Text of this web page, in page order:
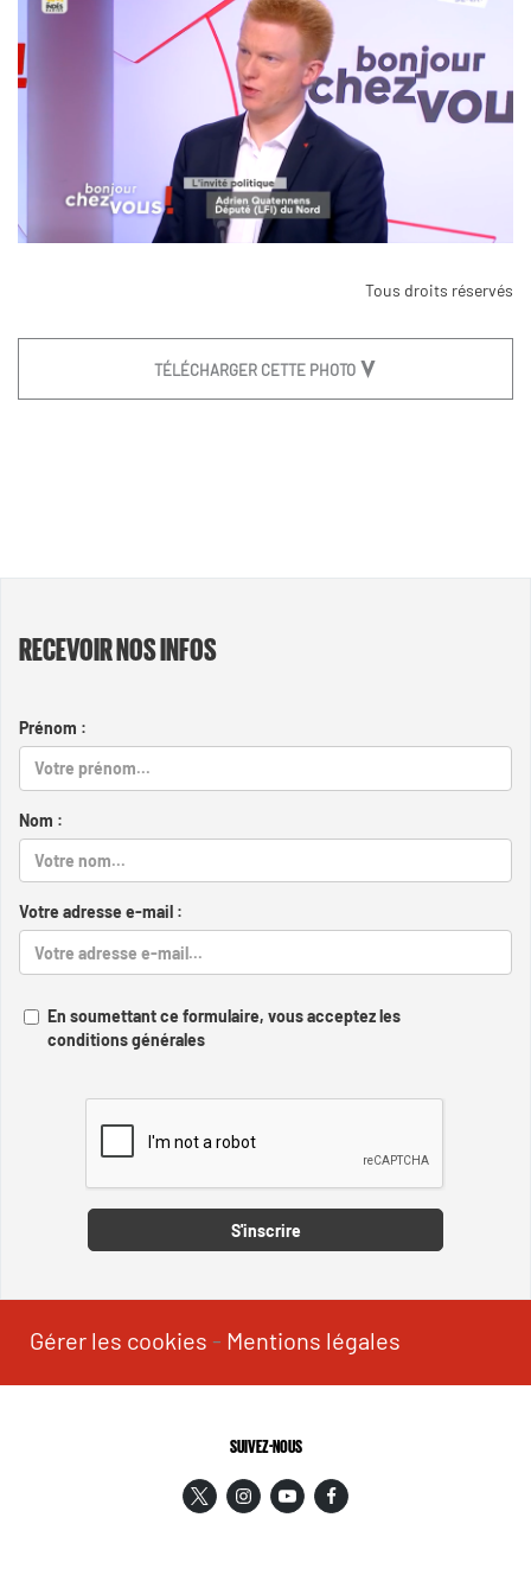
Tous droits réservés
TÉLÉCHARGER CETTE PHOTO
RECEVOIR NOS INFOS
Prénom :
Nom :
Votre adresse e-mail :
En soumettant ce formulaire, vous acceptez les
conditions générales
S'inscrire
Gérer les cookies - Mentions légales
SUIVEZ-NOUS